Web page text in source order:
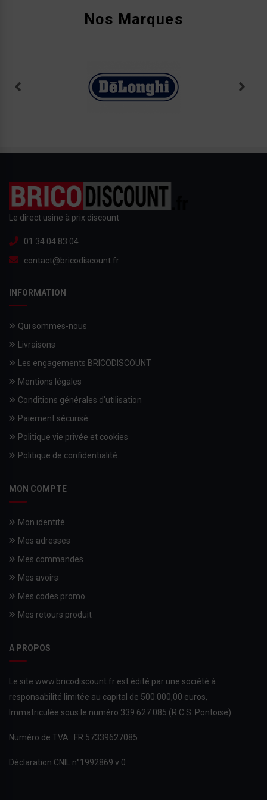
Nos Marques
Le direct usine à prix discount
01 34 04 83 04
contact@bricodiscount.fr
INFORMATION
Qui sommes-nous
Livraisons
Les engagements BRICODISCOUNT
Mentions légales
Conditions générales d'utilisation
Paiement sécurisé
Politique vie privée et cookies
Politique de confidentialité.
MON COMPTE
Mon identité
Mes adresses
Mes commandes
Mes avoirs
Mes codes promo
Mes retours produit
A PROPOS
Le site www.bricodiscount.fr est édité par une société à
responsabilité limitée au capital de 500.000,00 euros,
Immatriculée sous le numéro 339 627 085 (R.C.S. Pontoise)
Numéro de TVA : FR 57339627085
Déclaration CNIL n°1992869 v 0